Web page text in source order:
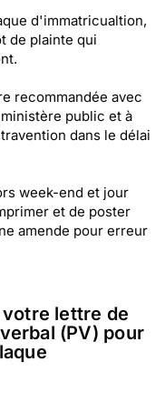
d'immatricualtion,
de plainte qui
recommandée avec
public et à
dans le délai
week-end et jour
et de poster
amende pour erreur
lettre de
(PV) pour